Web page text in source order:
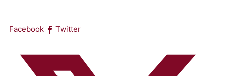
Facebook Twitter